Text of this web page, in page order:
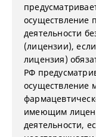
осуществление
деятельности
(лицензии),
лицензия)
РФ
осуществление
имеющим
деятельности,